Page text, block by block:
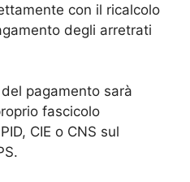
con il ricalcolo
degli arretrati
pagamento sarà
fascicolo
CIE o CNS sul